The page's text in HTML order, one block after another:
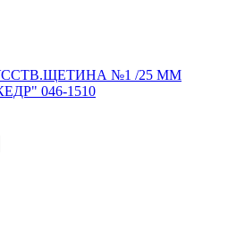
№1 /25 ММ
046-1510